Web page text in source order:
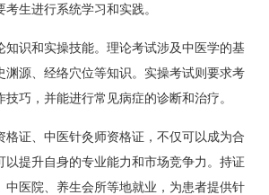
生进行系统学习和实践。
知识和实操技能。理论考试涉及中医学的基
渊源、经络穴位等知识。实操考试则要求考
巧，并能进行常见病症的诊断和治疗。
格证、中医针灸师资格证，不仅可以成为合
以提升自身的专业能力和市场竞争力。持证
中医院、养生会所等地就业，为患者提供针